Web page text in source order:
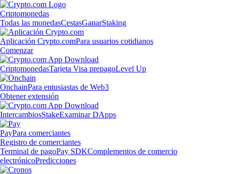
Criptomonedas
Todas las monedasCestasGanarStaking
Aplicación Crypto.comPara usuarios cotidianos
Comenzar
CriptomonedasTarjeta Visa prepagoLevel Up
OnchainPara entusiastas de Web3
Obtener extensión
IntercambiosStakeExaminar DApps
PayPara comerciantes
Registro de comerciantes
Terminal de pagoPay SDKComplementos de comercio
electrónicoPredicciones